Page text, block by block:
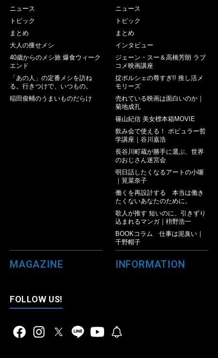
ニュース
トピック
まとめ
大人の痩せメシ
40歳からのメシ旅 爆食ウィーク
エンド
「あの人」の定番メシを訪ね
る。行きつけで、いつもの。
稲田俊輔のうまいものだらけ
ニュース
トピック
まとめ
インタビュー
ジェーン・スー＆高橋芳朗 ラブ
コメ映画講座
掟ポルシェの尊すぎ!! 推し活メ
モリーズ
売れている映画は面白いのか｜
菊地成孔
篠山紀信 美女標本箱MOVIE
飲み会で使える！ ポピュラー哲
学講座｜谷川嘉浩
長谷川町蔵が勝手に選ぶ、世界
のおじさん迷宮会
明日話したくなるアートの小噺
｜筧菜奈子
働くを再設計する 本当は働き
たくないあなたのために。
歌人が推す 短いのに、引きずり
込まれるマンガ｜枡野浩一
BOOKコラム 仕事は泥臭い｜
千野帽子
MAGAZINE INFORMATION
FOLLOW US!